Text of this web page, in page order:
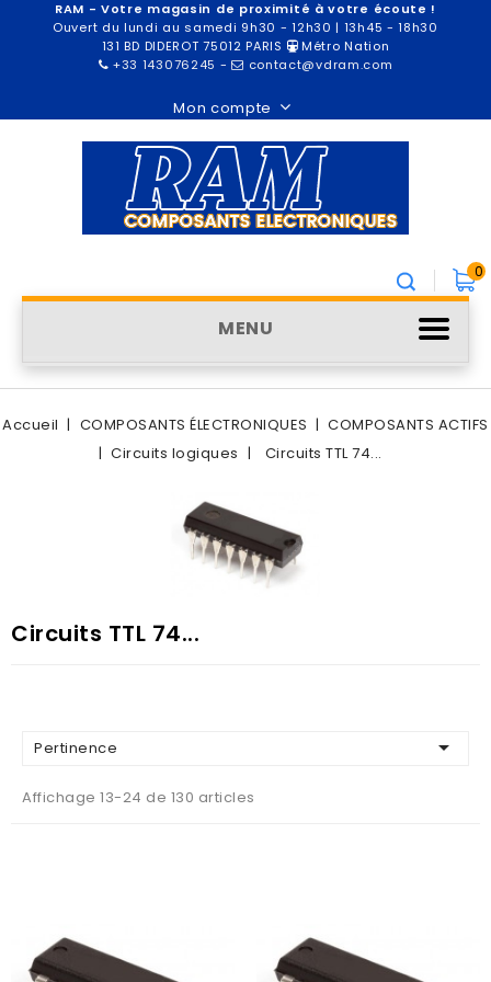
RAM - Votre magasin de proximité à votre écoute !
Ouvert du lundi au samedi 9h30 - 12h30 | 13h45 - 18h30
131 BD DIDEROT 75012 PARIS
Métro Nation
+33 143076245 - contact@vdram.com
Mon compte
0
MENU
Accueil COMPOSANTS ÉLECTRONIQUES
COMPOSANTS ACTIFS
Circuits logiques
Circuits TTL 74...
Circuits TTL 74...
Pertinence 
Affichage 13-24 de 130 articles